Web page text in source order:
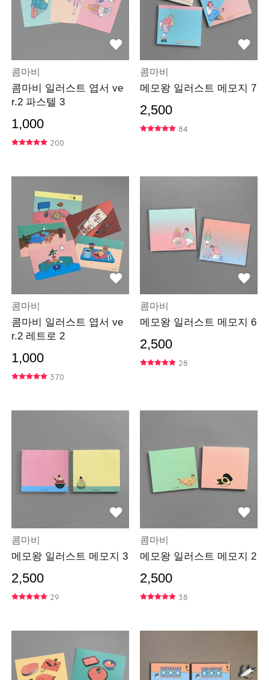
콤마비
콤마비 일러스트 엽서 ve
r.2 파스텔 3
1,000
200
콤마비
메모왕 일러스트 메모지 7
2,500
84
콤마비
콤마비 일러스트 엽서 ve
r.2 레트로 2
1,000
370
콤마비
메모왕 일러스트 메모지 6
2,500
28
콤마비
메모왕 일러스트 메모지 3
2,500
29
콤마비
메모왕 일러스트 메모지 2
2,500
38